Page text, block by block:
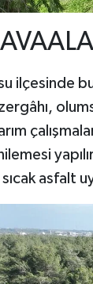
ilçesinde
asfalt